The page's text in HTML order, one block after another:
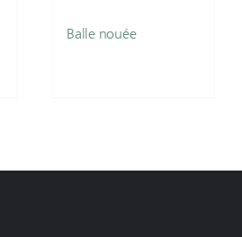
Balle nouée